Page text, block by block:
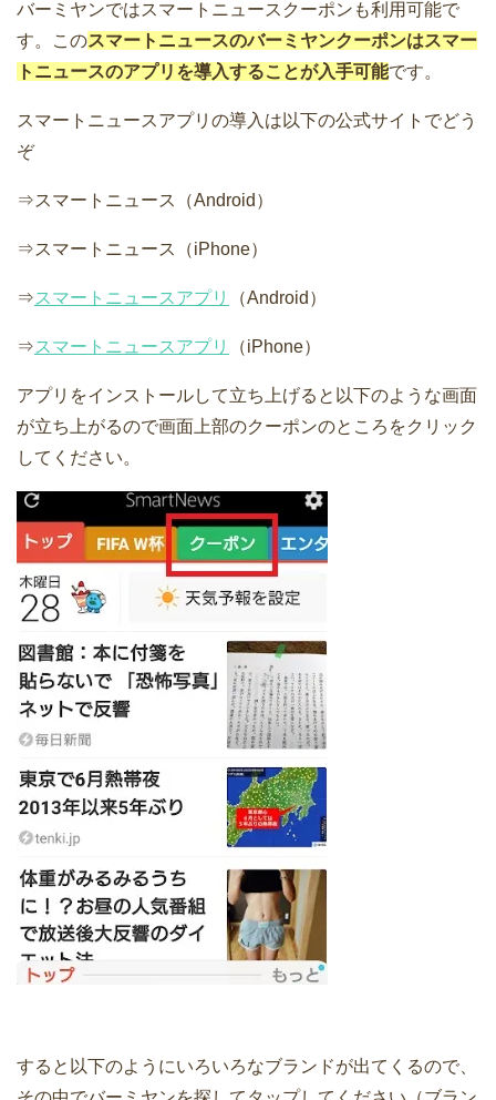
バーミヤンではスマートニュースクーポンも利用可能で
す。このスマートニュースのバーミヤンクーポンはスマー
トニュースのアプリを導入することが入手可能です。
スマートニュースアプリの導入は以下の公式サイトでどう
ぞ
⇒スマートニュース（Android）
⇒スマートニュース（iPhone）
⇒スマートニュースアプリ （Android）
⇒スマートニュースアプリ （iPhone）
アプリをインストールして立ち上げると以下のような画面
が立ち上がるので画面上部のクーポンのところをクリック
してください。
すると以下のようにいろいろなブランドが出てくるので、